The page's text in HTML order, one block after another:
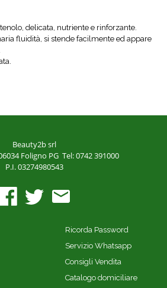
delicata, nutriente e rinforzante.
fluidità, si stende facilmente ed appare
Beauty2b srl
Foligno PG Tel: 0742 391000
P.I. 03274980543
Ricorda Password
Servizio Whatsapp
Consigli Vendita
Catalogo domiciliare